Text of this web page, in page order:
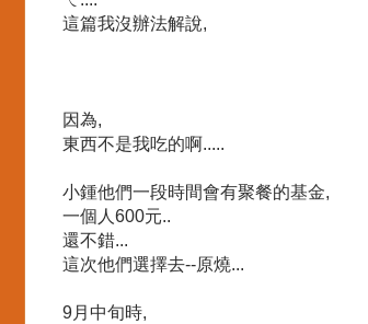
這篇我沒辦法解說,
因為,
東西不是我吃的啊.....
小鍾他們一段時間會有聚餐的基金,
一個人600元..
還不錯...
這次他們選擇去--原燒...
9月中旬時,